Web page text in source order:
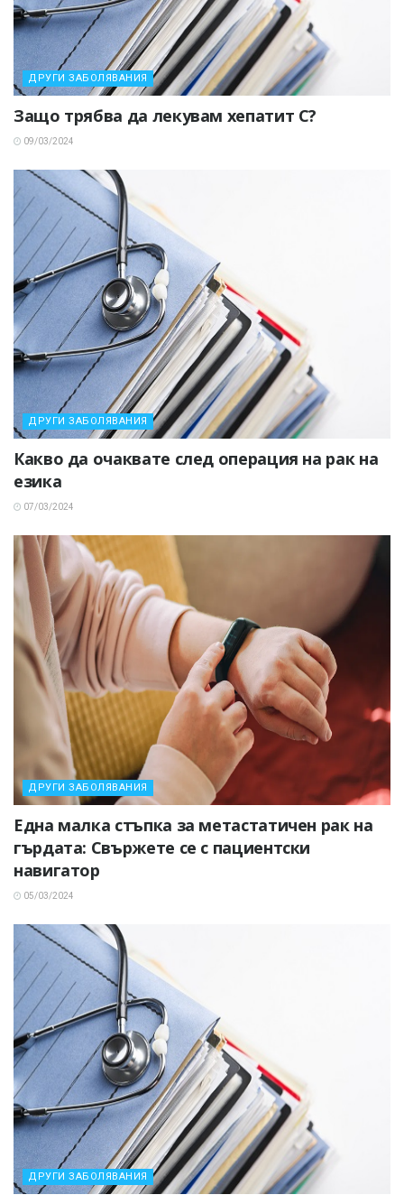
ДРУГИ ЗАБОЛЯВАНИЯ
Защо трябва да лекувам хепатит С?
09/03/2024
ДРУГИ ЗАБОЛЯВАНИЯ
Какво да очаквате след операция на рак на
езика
07/03/2024
ДРУГИ ЗАБОЛЯВАНИЯ
Една малка стъпка за метастатичен рак на
гърдата: Свържете се с пациентски
навигатор
05/03/2024
ДРУГИ ЗАБОЛЯВАНИЯ